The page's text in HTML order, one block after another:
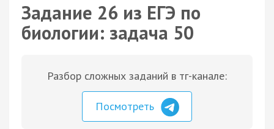
Задание 26 из ЕГЭ по
биологии: задача 50
Разбор сложных заданий в тг-канале:
Посмотреть